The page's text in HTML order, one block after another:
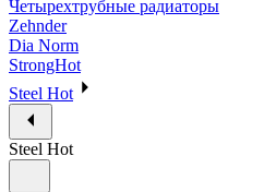
Четырехтрубные радиаторы
Zehnder
Dia Norm
StrongHot
Steel Hot
Steel Hot